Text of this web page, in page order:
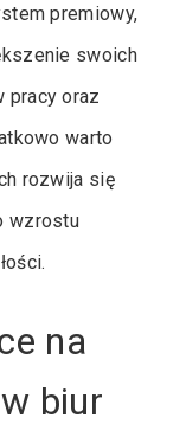
premiowy,
swoich
pracy oraz
warto
rozwija się
wzrostu
na
biur